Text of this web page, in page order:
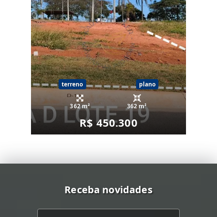
terreno plano
362 m² 362 m²
R$ 450.300
Receba novidades